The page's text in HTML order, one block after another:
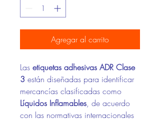
Agregar al carrito
Las etiquetas adhesivas ADR Clase
3 están diseñadas para identificar
mercancías clasificadas como
Líquidos Inflamables, de acuerdo
con las normativas internacionales